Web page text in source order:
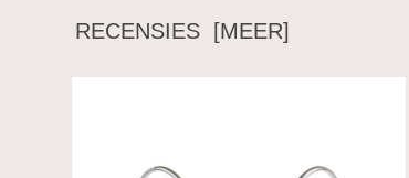
RECENSIES [MEER]